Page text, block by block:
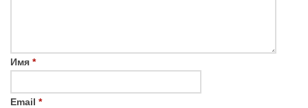
Имя *
Email *